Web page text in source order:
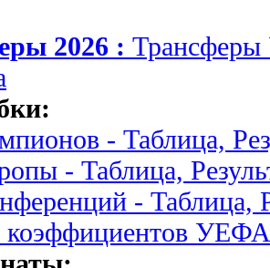
2026 :
- Таблица,
- Таблица,
- Таблица,
коэффициентов УЕФА